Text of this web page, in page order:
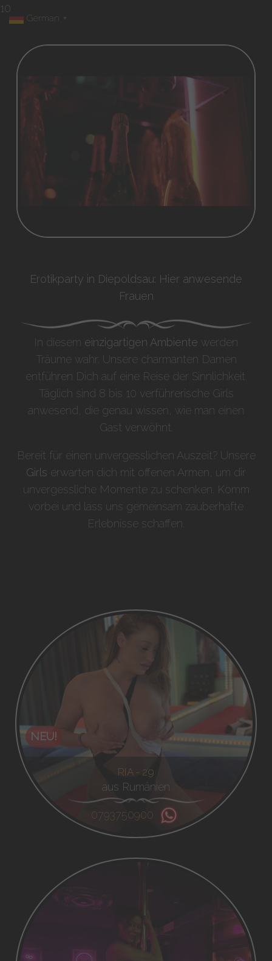
10
Erotikparty in Diepoldsau: Hier anwesende
Frauen
In diesem einzigartigen Ambiente werden
Träume wahr. Unsere charmanten Damen
entführen Dich auf eine Reise der Sinnlichkeit.
Täglich sind 8 bis 10 verführerische Girls
anwesend, die genau wissen, wie man einen
Gast verwöhnt.
Bereit für einen unvergesslichen Auszeit? Unsere
Girls erwarten dich mit offenen Armen, um dir
unvergessliche Momente zu schenken. Komm
vorbei und lass uns gemeinsam zauberhafte
Erlebnisse schaffen.
NEU!
RIA - 29
aus Rumänien
0793750900
German